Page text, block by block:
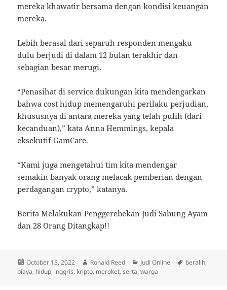
mereka khawatir bersama dengan kondisi keuangan
mereka.
Lebih berasal dari separuh responden mengaku
dulu berjudi di dalam 12 bulan terakhir dan
sebagian besar merugi.
“Penasihat di service dukungan kita mendengarkan
bahwa cost hidup memengaruhi perilaku perjudian,
khususnya di antara mereka yang telah pulih (dari
kecanduan),” kata Anna Hemmings, kepala
eksekutif GamCare.
“Kami juga mengetahui tim kita mendengar
semakin banyak orang melacak pemberian dengan
perdagangan crypto,” katanya.
Berita Melakukan Penggerebekan Judi Sabung Ayam
dan 28 Orang Ditangkap!!
Posted
on
October 15, 2022 Author
Ronald Reed Categories
Judi Online Tags
beralih,
biaya, hidup, inggris, kripto, meroket,serta,warga